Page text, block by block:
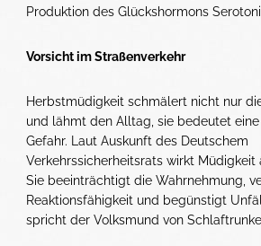
Produktion des Glückshormons
Vorsicht im Straßenverkehr
Herbstmüdigkeit schmälert nicht nur
und lähmt den Alltag, sie bedeutet
Gefahr. Laut Auskunft des Deutschem
Verkehrssicherheitsrats wirkt Müdigkeit
Sie beeinträchtigt die Wahrnehmung,
Reaktionsfähigkeit und begünstigt
spricht der Volksmund von